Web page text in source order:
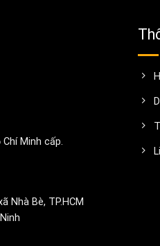
Minh cấp.
Nhà Bè, TP.HCM